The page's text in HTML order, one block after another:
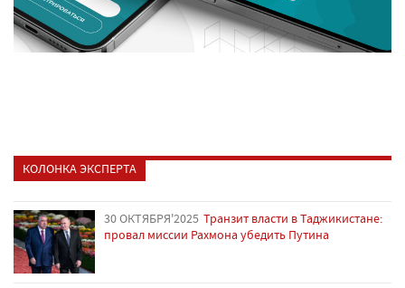
КОЛОНКА ЭКСПЕРТА
30 ОКТЯБРЯ'2025 Транзит власти в Таджикистане:
провал миссии Рахмона убедить Путина